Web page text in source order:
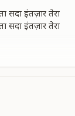
सदा इंतज़ार तेरा
सदा इंतज़ार तेरा